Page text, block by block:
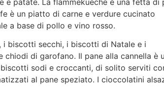
è un piatto di carne e verdure cucinato
a base di pollo e vino rosso.
i biscotti secchi, i biscotti di Natale e i
di garofano. Il pane alla cannella è
sodi e croccanti, di solito serviti
al pane speziato. I cioccolatini